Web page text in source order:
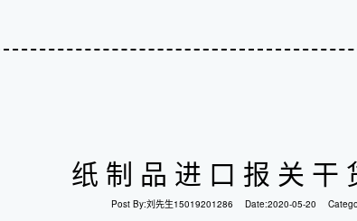
纸制品进口报关干
Post By:刘先生15019201286 Date:2020-05-20